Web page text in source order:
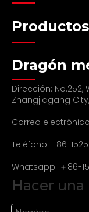
Productos
Dragón
Dirección: No.252,
Zhangjiagang
Correo
Teléfono: +86-
Whatsapp: ＋86-
Hacer